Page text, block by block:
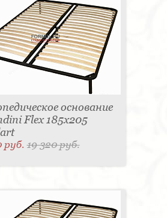
основание
Flex 185x205
руб.19 320 руб.